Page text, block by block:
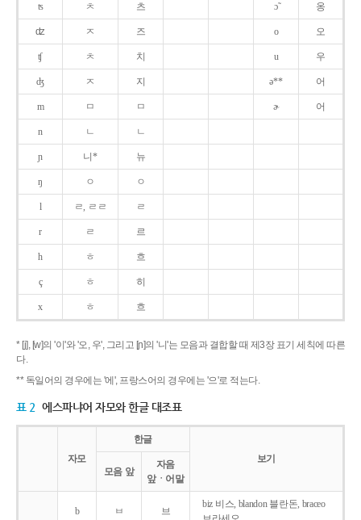
ʦ ㅊ 츠 ɔ̃ 옹
ʣ ㅈ 즈 o 오
ʧ ㅊ 치 u 우
ʤ ㅈ 지 ə** 어
m ㅁ ㅁ ɚ 어
n ㄴ ㄴ
ɲ 니* 뉴
ŋ ㅇ ㅇ
l ㄹ, ㄹㄹ ㄹ
r ㄹ 르
h ㅎ 흐
ç ㅎ 히
x ㅎ 흐
* [j], [w]의 '이'와 '오, 우', 그리고 [ɲ]의 '니'는 모음과 결합할 때 제3장 표기 세칙에 따른
다.
** 독일어의 경우에는 '에', 프랑스어의 경우에는 '으'로 적는다.
표 2 에스파냐어 자모와 한글 대조표
자모
한글
보기
모음 앞
자음
앞ㆍ어말
b ㅂ 브
biz 비스, blandon 블란돈, braceo